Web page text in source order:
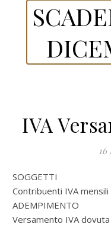
IVA
16
SOGGETTI
Contribuenti IVA mensili
ADEMPIMENTO
Versamento IVA